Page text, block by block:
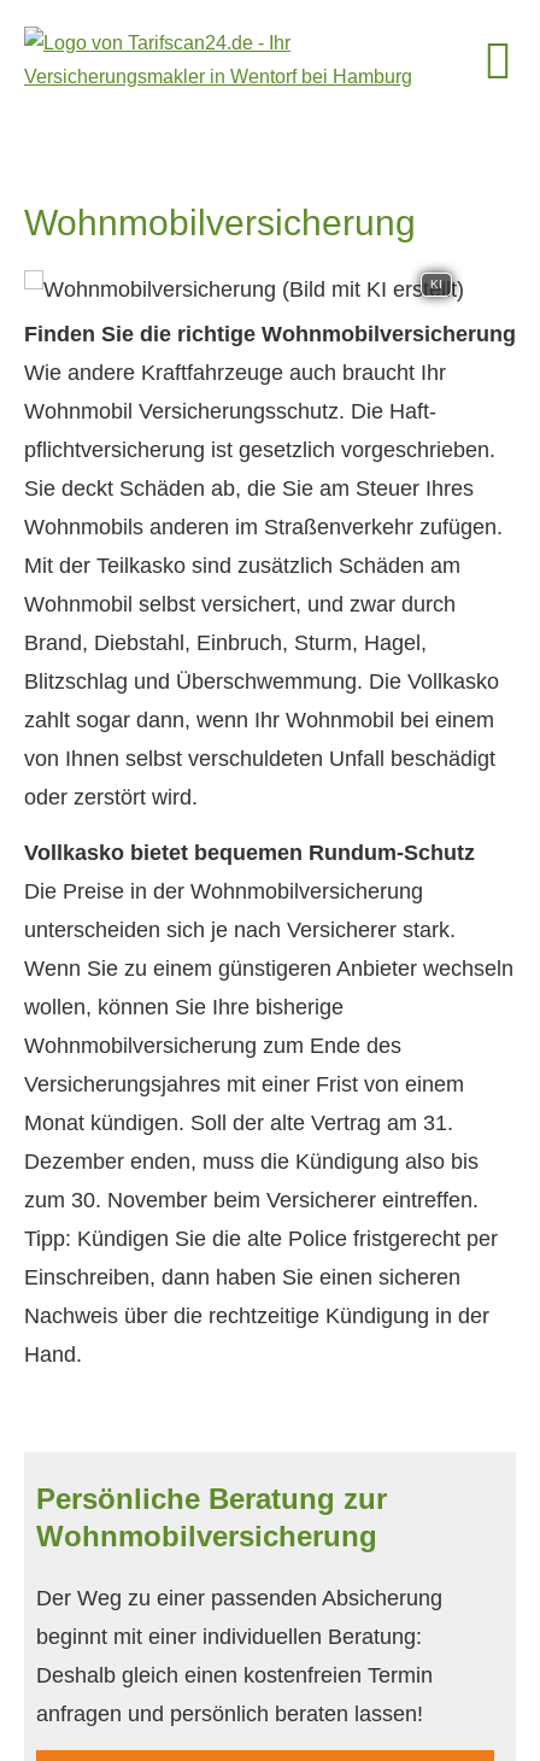
Wohnmobilversicherung
KI
Finden Sie die richtige Wohnmobilversicherung
Wie andere Kraftfahrzeuge auch braucht Ihr
Wohnmobil Versicherungsschutz. Die Haft­
pflichtversicherung ist gesetzlich vorgeschrieben.
Sie deckt Schäden ab, die Sie am Steuer Ihres
Wohnmobils anderen im Straßenverkehr zufügen.
Mit der Teilkasko sind zusätzlich Schäden am
Wohnmobil selbst versichert, und zwar durch
Brand, Diebstahl, Einbruch, Sturm, Hagel,
Blitzschlag und Überschwemmung. Die Vollkasko
zahlt sogar dann, wenn Ihr Wohnmobil bei einem
von Ihnen selbst verschuldeten Unfall beschädigt
oder zerstört wird.
Vollkasko bietet bequemen Rundum-Schutz
Die Preise in der Wohnmobilversicherung
unterscheiden sich je nach Versicherer stark.
Wenn Sie zu einem günstigeren Anbieter wechseln
wollen, können Sie Ihre bisherige
Wohnmobilversicherung zum Ende des
Versicherungsjahres mit einer Frist von einem
Monat kündigen. Soll der alte Vertrag am 31.
Dezember enden, muss die Kündigung also bis
zum 30. November beim Versicherer eintreffen.
Tipp: Kündigen Sie die alte Police fristgerecht per
Einschreiben, dann haben Sie einen sicheren
Nachweis über die rechtzeitige Kündigung in der
Hand.
Persönliche Beratung zur
Wohnmobilversicherung
Der Weg zu einer passenden Absicherung
beginnt mit einer individuellen Beratung:
Deshalb gleich einen kostenfreien Termin
anfragen und persönlich beraten lassen!